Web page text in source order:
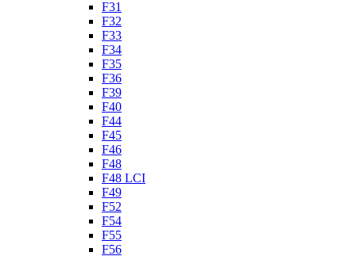
F31
F32
F33
F34
F35
F36
F39
F40
F44
F45
F46
F48
F48 LCI
F49
F52
F54
F55
F56